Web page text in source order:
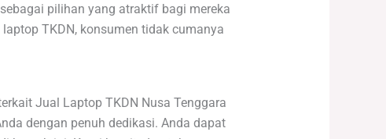
pilihan yang atraktif bagi mereka
TKDN, konsumen tidak cumanya
Jual Laptop TKDN Nusa Tenggara
dengan penuh dedikasi. Anda dapat